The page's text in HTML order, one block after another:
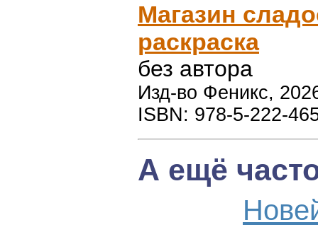
Магазин
раскраска
без автора
Изд-во Феникс,
ISBN: 978-5-222-
А ещё